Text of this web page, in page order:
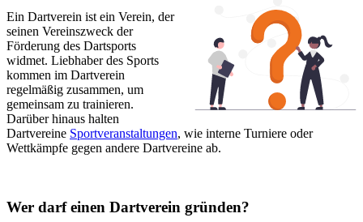
Ein Dartverein ist ein Verein, der
seinen Vereinszweck der
Förderung des Dartsports
widmet. Liebhaber des Sports
kommen im Dartverein
regelmäßig zusammen, um
gemeinsam zu trainieren.
Darüber hinaus halten
Dartvereine Sportveranstaltungen, wie interne Turniere oder
Wettkämpfe gegen andere Dartvereine ab.
Wer darf einen Dartverein gründen?